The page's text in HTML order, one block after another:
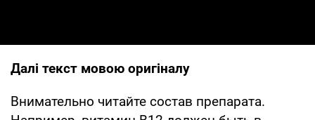
Далі текст мовою оригіналу
Внимательно читайте состав препарата.